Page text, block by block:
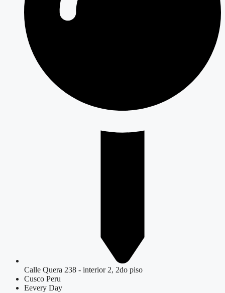
Calle Quera 238 - interior 2, 2do piso
Cusco Peru
Eevery Day